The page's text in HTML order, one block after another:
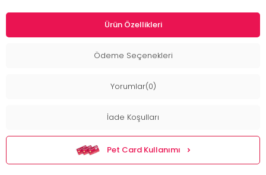
Ürün Özellikleri
Ödeme Seçenekleri
Yorumlar(0)
İade Koşulları
Pet Card Kullanımı